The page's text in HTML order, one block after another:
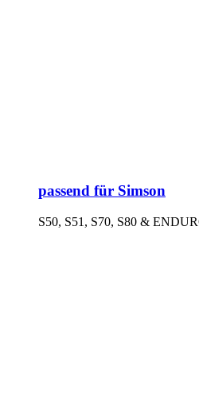
passend für Simson
S50, S51, S70, S80 &